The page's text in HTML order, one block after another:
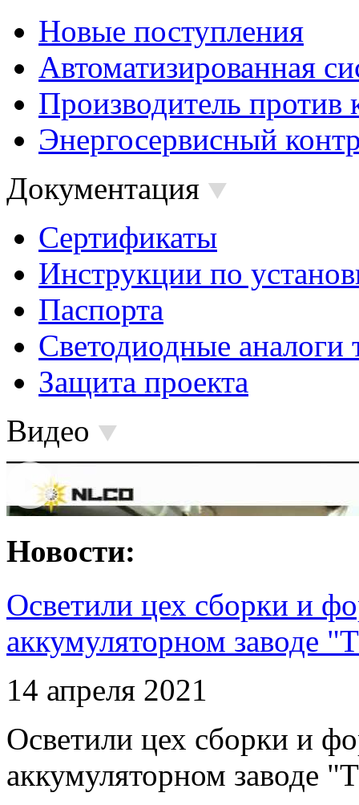
Новые поступления
Автоматизированная
Производитель против
Энергосервисный
Документация
Сертификаты
Инструкции по
Паспорта
Светодиодные аналоги
Защита проекта
Видео
Новости:
Осветили цех сборки и
аккумуляторном заводе
14 апреля 2021
Осветили цех сборки и
аккумуляторном заводе